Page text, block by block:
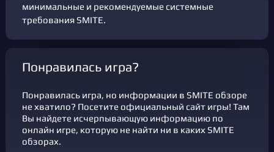
минимальные и рекомендуемые системные
требования SMITE.
Понравилась игра?
Понравилась игра, но информации в SMITE обзоре
не хватило? Посетите официальный сайт игры! Там
Вы найдете исчерпывающую информацию по
онлайн игре, которую не найти ни в каких SMITE
обзорах.